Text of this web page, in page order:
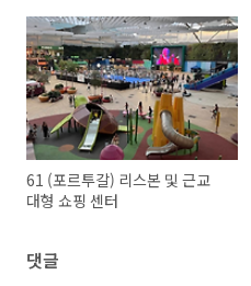
61 (포르투갈) 리스본 및 근교
대형 쇼핑 센터
댓글